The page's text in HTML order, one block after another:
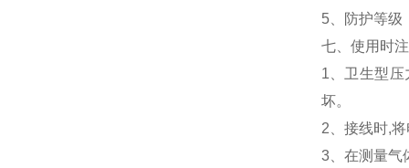
5、防护等级
七、使用时
1、卫生型
坏。
2、接线时,
3、在测量气